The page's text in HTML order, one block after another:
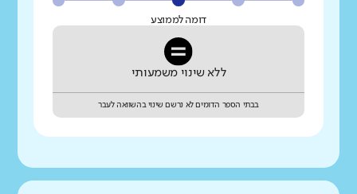
דומה לממוצע
ללא שינוי משמעותי
בבתי הספר הדומים לא נרשם שינוי בהשוואה לעבר